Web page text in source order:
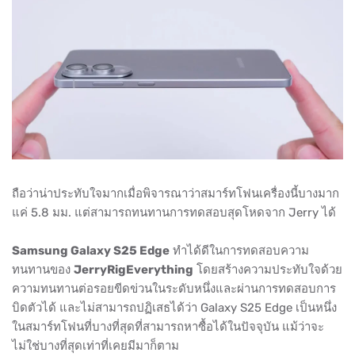
ถือว่าน่าประทับใจมากเมื่อพิจารณาว่าสมาร์ทโฟนเครื่องนี้บางมาก
แค่ 5.8 มม. แต่สามารถทนทานการทดสอบสุดโหดจาก Jerry ได้
Samsung Galaxy S25 Edge ทำได้ดีในการทดสอบความ
ทนทานของ JerryRigEverything โดยสร้างความประทับใจด้วย
ความทนทานต่อรอยขีดข่วนในระดับหนึ่งและผ่านการทดสอบการ
บิดตัวได้ และไม่สามารถปฏิเสธได้ว่า Galaxy S25 Edge เป็นหนึ่ง
ในสมาร์ทโฟนที่บางที่สุดที่สามารถหาซื้อได้ในปัจจุบัน แม้ว่าจะ
ไม่ใช่บางที่สุดเท่าที่เคยมีมาก็ตาม